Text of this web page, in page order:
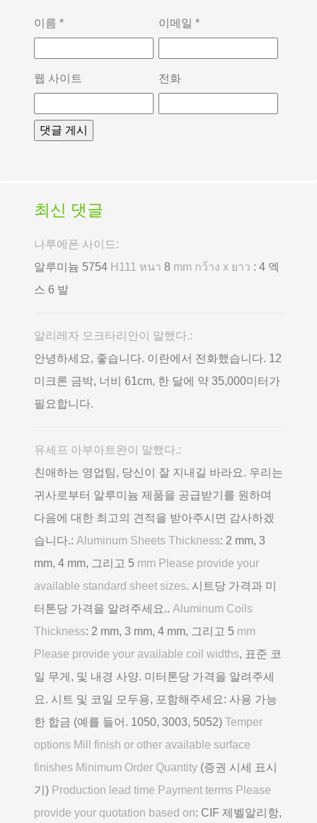
이름 * 이메일 *
웹 사이트 전화
최신 댓글
나루에폰 사이드:
알루미늄 5754 H111 หนา 8 mm กว้าง x ยาว : 4 엑
스 6 발
알리레자 모크타리안이 말했다.:
안녕하세요, 좋습니다. 이란에서 전화했습니다. 12
미크론 금박, 너비 61cm, 한 달에 약 35,000미터가
필요합니다.
유세프 아부아트완이 말했다.:
친애하는 영업팀, 당신이 잘 지내길 바라요. 우리는
귀사로부터 알루미늄 제품을 공급받기를 원하며
다음에 대한 최고의 견적을 받아주시면 감사하겠
습니다.: Aluminum Sheets Thickness: 2 mm, 3
mm, 4 mm, 그리고 5 mm Please provide your
available standard sheet sizes. 시트당 가격과 미
터톤당 가격을 알려주세요.. Aluminum Coils
Thickness: 2 mm, 3 mm, 4 mm, 그리고 5 mm
Please provide your available coil widths, 표준 코
일 무게, 및 내경 사양. 미터톤당 가격을 알려주세
요. 시트 및 코일 모두용, 포함해주세요: 사용 가능
한 합금 (예를 들어. 1050, 3003, 5052) Temper
options Mill finish or other available surface
finishes Minimum Order Quantity (증권 시세 표시
기) Production lead time Payment terms Please
provide your quotation based on: CIF 제벨알리항,